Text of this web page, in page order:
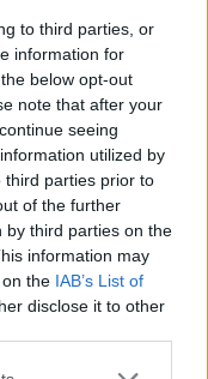
to third parties, or
information for
below opt-out
note that after your
seeing
utilized by
third parties prior to
of the further
by third parties on the
information may
the IAB’s List of
disclose it to other